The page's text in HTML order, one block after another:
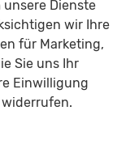
automatisch
beheizbar
unsere Dienste
wir Ihre
für Marketing,
Sie uns Ihr
Einwilligung